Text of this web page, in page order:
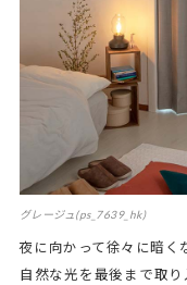
グレージュ(ps_7639_hk)
夜に向かって徐々に暗く
自然な光を最後まで取